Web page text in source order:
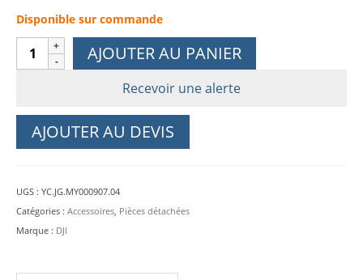
Disponible sur commande
quantité
de
Damper
AJOUTER AU PANIER
Recevoir une alerte
AJOUTER AU DEVIS
UGS : YC.JG.MY000907.04
Catégories : Accessoires, Pièces détachées
Marque : DJI